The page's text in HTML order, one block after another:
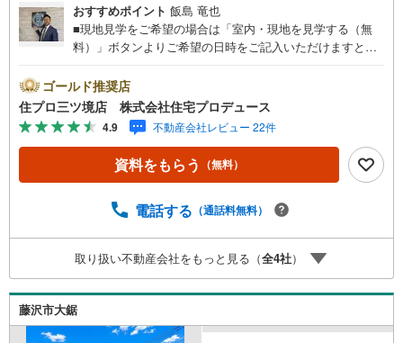
おすすめポイント 飯島 竜也
■現地見学をご希望の場合は「室内・現地を見学する（無
料）」ボタンよりご希望の日時をご記入いただけますとス
プロは藤沢市の不動産売買専門会社です！最新物件情報や
当社限定で販売する物件情報も多数ございますので、お気
軽にお問合せ下さい！ -------------- 弊社独自の住宅ローン提
案システム 弊社ではファイナンシャル専門スタッフによる
【丁寧な資金アドバイス】【ファイナンシャルプラン提案
書の作成】を随時行っております。意外に知らないお客様
入できる無料の生命保険】【13年間もらえる、国からの特
から始まる【住宅ローン返済】65歳以上から必要になる
【老後の費用負担】住宅探しの【このタイミング】で不安
な部分を明確にしていきませんか？？ --------------
ゴールド推奨店
住プロ三ツ境店 株式会社住宅プロデュース
4.9 不動産会社レビュー 22件
資料をもらう （無料）
電話する （通話料無料）
取り扱い不動産会社をもっと見る（全4社）
藤沢市大鋸